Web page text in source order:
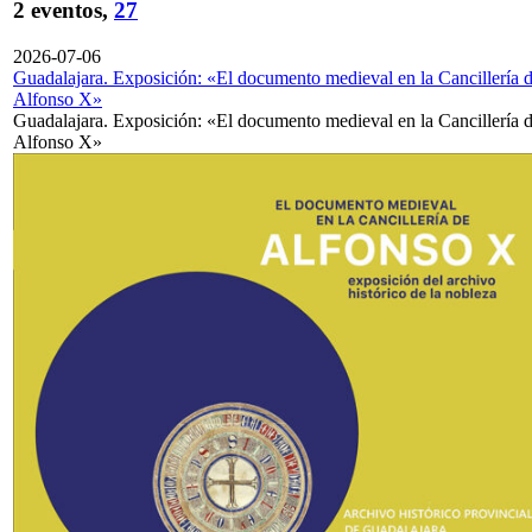
2 eventos, 27
2026-07-06
Guadalajara. Exposición: «El documento medieval en la Cancillería
Alfonso X»
Guadalajara. Exposición: «El documento medieval en la Cancillería
Alfonso X»